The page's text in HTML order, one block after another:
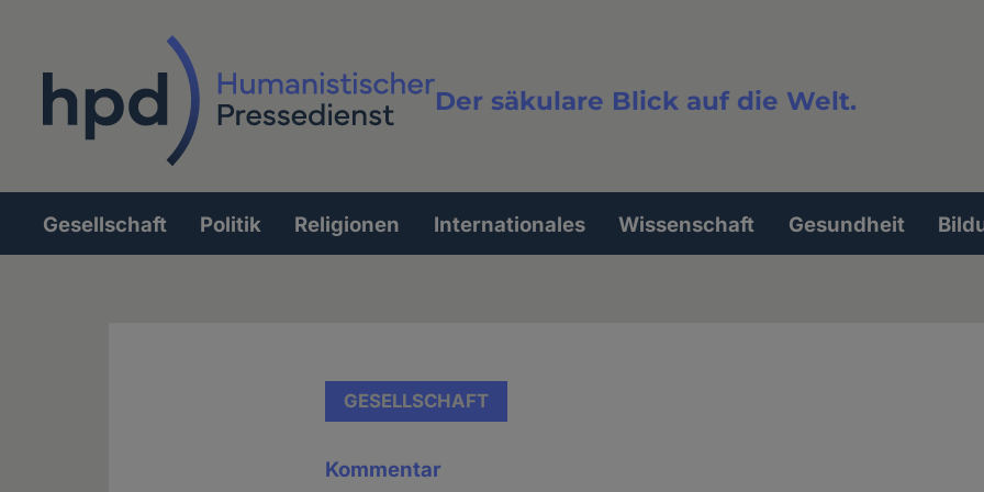
Der säkulare Blick auf die Welt.
Volltextsuche
Hauptnavigation
Gesellschaft Politik Religionen Internationales Wissenschaft Gesundheit
GESELLSCHAFT
Kommentar